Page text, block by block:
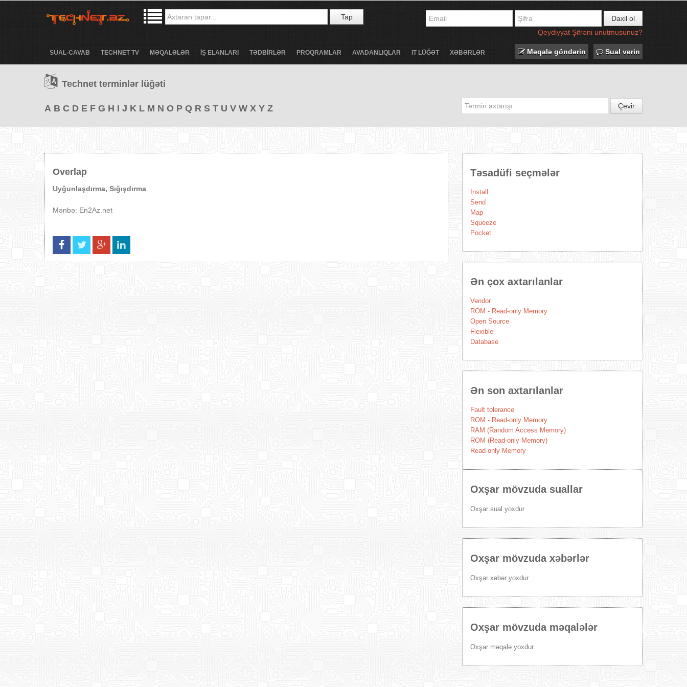
Tap
Daxil ol
Qeydiyyat Şifrəni unutmusunuz?
SUAL-CAVAB TECHNET TV MƏQALƏLƏR İŞ ELANLARI TƏDBİRLƏR PROQRAMLAR AVADANLIQLAR IT LÜĞƏT XƏBƏRLƏR Məqalə göndərin Sual verin
Technet terminlər lüğəti
A B C D E F G H I J K L M N O P Q R S T U V W X Y Z Çevir
Overlap
Uyğunlaşdırma, Sığışdırma
Mənbə: En2Az.net
Təsadüfi seçmələr
Install
Send
Map
Squeeze
Pocket
Ən çox axtarılanlar
Vendor
ROM - Read-only Memory
Open Source
Flexible
Database
Ən son axtarılanlar
Fault tolerance
ROM - Read-only Memory
RAM (Random Access Memory)
ROM (Read-only Memory)
Read-only Memory
Oxşar mövzuda suallar
Oxşar sual yoxdur
Oxşar mövzuda xəbərlər
Oxşar xəbər yoxdur
Oxşar mövzuda məqalələr
Oxşar məqalə yoxdur